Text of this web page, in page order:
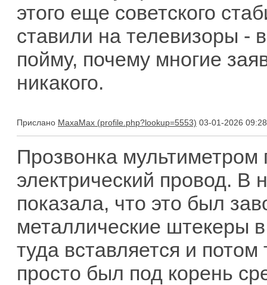
этого еще советского
ставили на телевизоры -
пойму, почему многие
никакого.
Прислано MaxaMax 03-01-2026 09:28
Прозвонка
электрический провод.
показала, что это был
металлические штекеры
туда вставляется и
просто был под корень